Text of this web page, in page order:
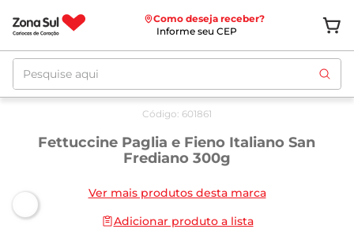
Como deseja receber?
Informe seu CEP
Pesquise aqui
Código: 601861
Fettuccine Paglia e Fieno Italiano San
Frediano 300g
Ver mais produtos desta marca
Adicionar produto a lista